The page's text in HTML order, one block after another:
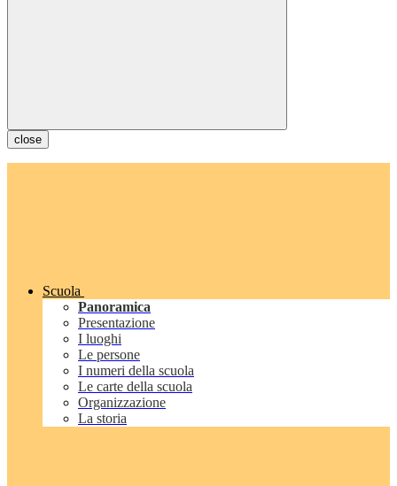
close
Scuola
Panoramica
Presentazione
I luoghi
Le persone
I numeri della scuola
Le carte della scuola
Organizzazione
La storia